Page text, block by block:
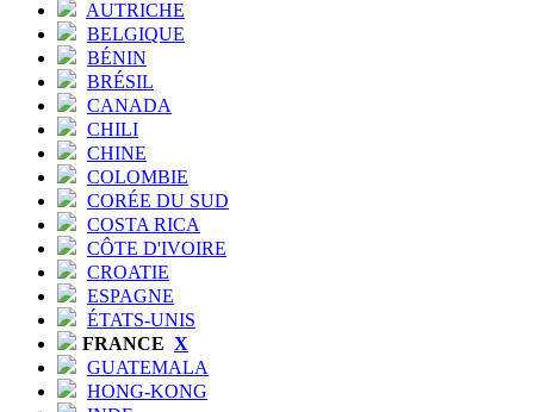
AUTRICHE
BELGIQUE
BÉNIN
BRÉSIL
CANADA
CHILI
CHINE
COLOMBIE
CORÉE DU SUD
COSTA RICA
CÔTE D'IVOIRE
CROATIE
ESPAGNE
ÉTATS-UNIS
FRANCE X
GUATEMALA
HONG-KONG